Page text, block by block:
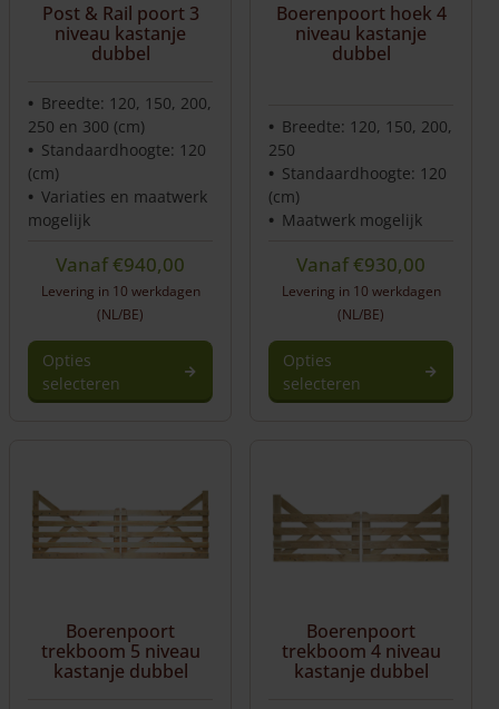
Post & Rail poort 3
niveau kastanje
dubbel
Breedte: 120, 150, 200,
250 en 300 (cm)
Standaardhoogte: 120
(cm)
Variaties en maatwerk
mogelijk
Vanaf€940,00
Levering in 10 werkdagen
(NL/BE)
Opties
selecteren
Boerenpoort hoek 4
niveau kastanje
dubbel
Breedte: 120, 150, 200,
250
Standaardhoogte: 120
(cm)
Maatwerk mogelijk
Vanaf€930,00
Levering in 10 werkdagen
(NL/BE)
Opties
selecteren
Boerenpoort
trekboom 5 niveau
kastanje dubbel
Boerenpoort
trekboom 4 niveau
kastanje dubbel